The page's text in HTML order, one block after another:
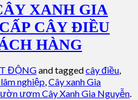
XANH GIA
CÂY ĐIỀU
HÀNG
ĐỘNGand taggedcây điều,
nghiệp,Cây xanh Gia
ươm Cây Xanh Gia Nguyễn.